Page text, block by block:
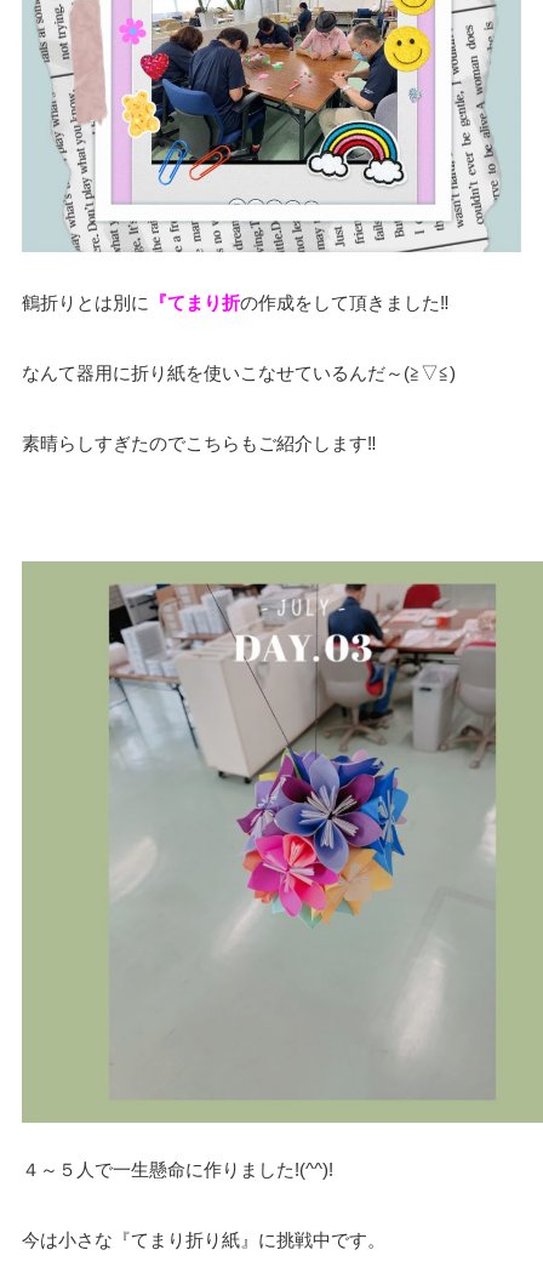
鶴折りとは別に 『てまり折の作成をして頂きました‼
なんて器用に折り紙を使いこなせているんだ～(≧▽≦)
素晴らしすぎたのでこちらもご紹介します‼
４～５人で一生懸命に作りました!(^^)!
今は小さな『てまり折り紙』に挑戦中です。